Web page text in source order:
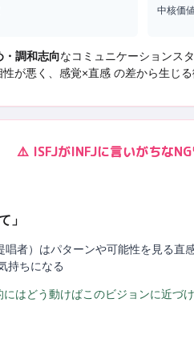
中核価
・調和志向なコミュニケーションスタ
が悪く、 感覚×直感 の差から生じ
⚠️ ISFJがINFJに言いがちな
」
唱者）はパターンや可能性を見る直
持ちになる
にはどう動けばこのビジョンに近づけ